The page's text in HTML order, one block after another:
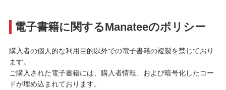
電子書籍に関するManateeのポリシー
購入者の個人的な利用目的以外での電子書籍の複製を禁じており
ます。
ご購入された電子書籍には、購入者情報、および暗号化したコー
ドが埋め込まれております。